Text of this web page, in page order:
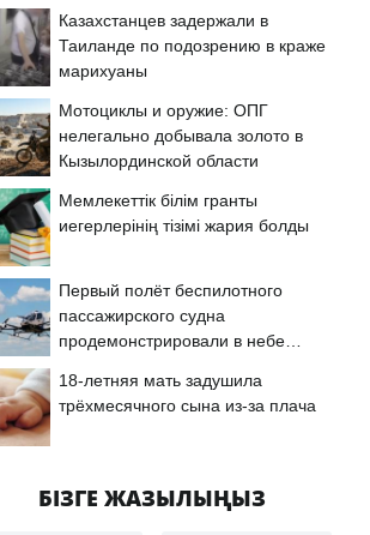
Казахстанцев задержали в
Таиланде по подозрению в краже
марихуаны
Мотоциклы и оружие: ОПГ
нелегально добывала золото в
Кызылординской области
Мемлекеттік білім гранты
иегерлерінің тізімі жария болды
Первый полёт беспилотного
пассажирского судна
продемонстрировали в небе
18-летняя мать задушила
трёхмесячного сына из-за плача
БІЗГЕ ЖАЗЫЛЫҢЫЗ